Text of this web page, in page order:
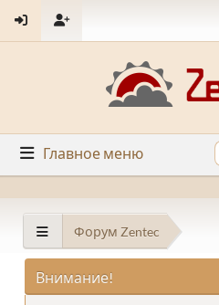
Главное меню
Форум Zentec
Внимание!